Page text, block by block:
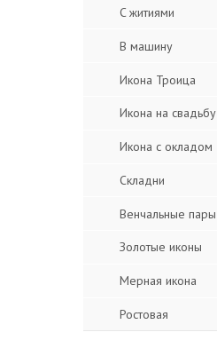
C житиями
В машину
Икона Троица
Икона на свадьбу
Икона с окладом
Складни
Венчальные пары
Золотые иконы
Мерная икона
Ростовая